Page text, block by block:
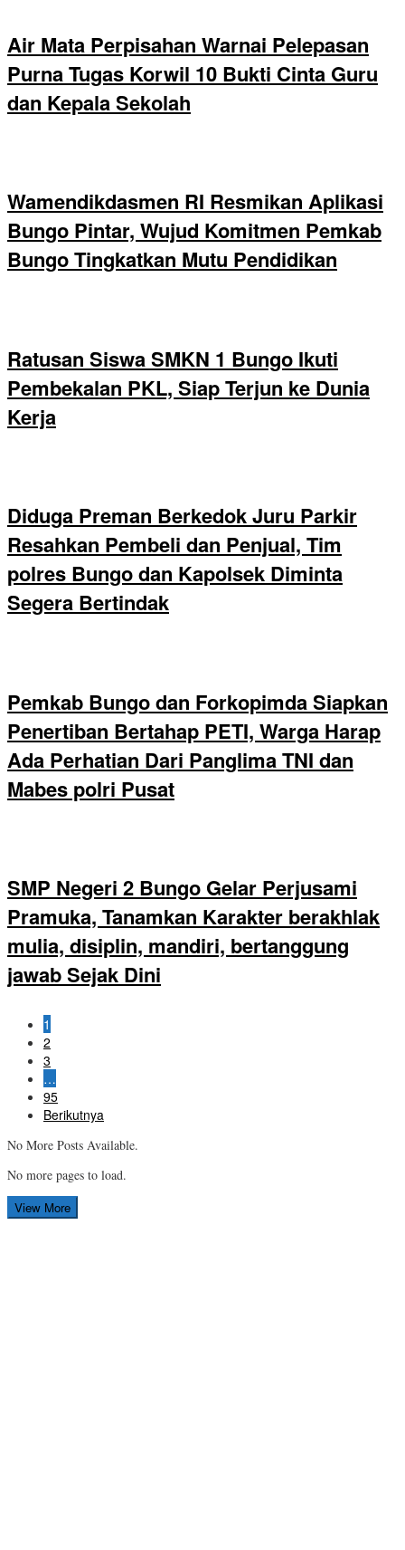
Air Mata Perpisahan Warnai Pelepasan
Purna Tugas Korwil 10 Bukti Cinta Guru
dan Kepala Sekolah
Wamendikdasmen RI Resmikan Aplikasi
Bungo Pintar, Wujud Komitmen Pemkab
Bungo Tingkatkan Mutu Pendidikan
Ratusan Siswa SMKN 1 Bungo Ikuti
Pembekalan PKL, Siap Terjun ke Dunia
Kerja
Diduga Preman Berkedok Juru Parkir
Resahkan Pembeli dan Penjual, Tim
polres Bungo dan Kapolsek Diminta
Segera Bertindak
Pemkab Bungo dan Forkopimda Siapkan
Penertiban Bertahap PETI, Warga Harap
Ada Perhatian Dari Panglima TNI dan
Mabes polri Pusat
SMP Negeri 2 Bungo Gelar Perjusami
Pramuka, Tanamkan Karakter berakhlak
mulia, disiplin, mandiri, bertanggung
jawab Sejak Dini
1
2
3
…
95
Berikutnya
No More Posts Available.
No more pages to load.
View More